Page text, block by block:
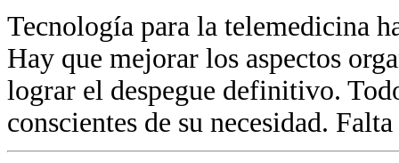
Tecnología para la telemedicina
Hay que mejorar los aspectos
lograr el despegue definitivo.
conscientes de su necesidad.